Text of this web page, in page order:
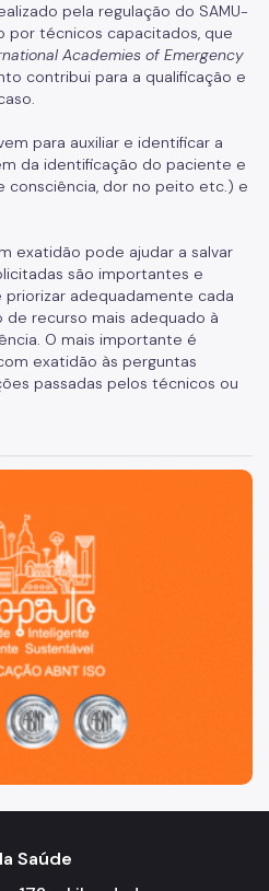
pela regulação do SAMU-
por técnicos capacitados, que
Academies of Emergency
contribui para a qualificação e
para auxiliar e identificar a
da identificação do paciente e
consciência, dor no peito etc.) e
exatidão pode ajudar a salvar
são importantes e
priorizar adequadamente cada
de recurso mais adequado à
O mais importante é
exatidão às perguntas
passadas pelos técnicos ou
resiliente e sustentável
Saúde